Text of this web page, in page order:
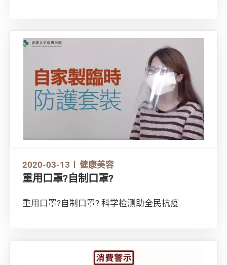
2020-03-13 健康美容
重用口罩?自制口罩?
重用口罩?自制口罩? 科学检测助全民抗疫